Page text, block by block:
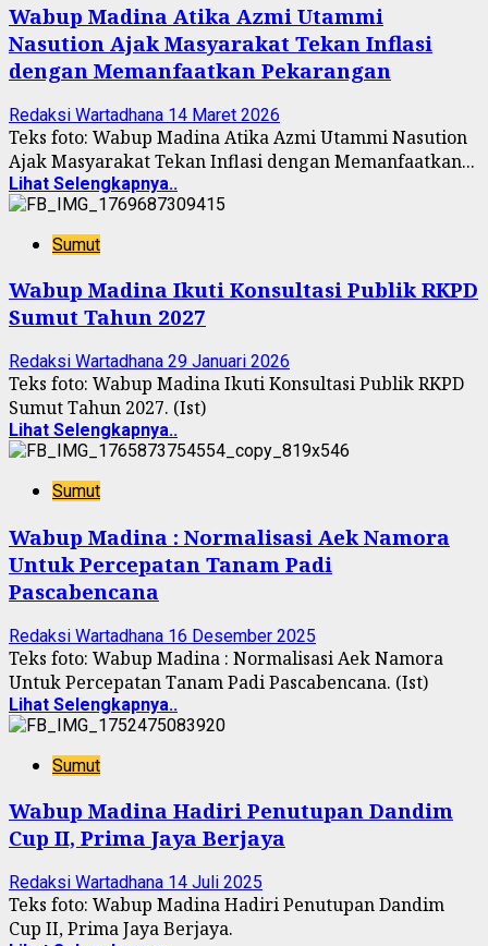
Wabup Madina Atika Azmi Utammi
Nasution Ajak Masyarakat Tekan Inflasi
dengan Memanfaatkan Pekarangan
Redaksi Wartadhana 14 Maret 2026
Teks foto: Wabup Madina Atika Azmi Utammi Nasution
Ajak Masyarakat Tekan Inflasi dengan Memanfaatkan...
Lihat Selengkapnya..
Sumut
Wabup Madina Ikuti Konsultasi Publik RKPD
Sumut Tahun 2027
Redaksi Wartadhana 29 Januari 2026
Teks foto: Wabup Madina Ikuti Konsultasi Publik RKPD
Sumut Tahun 2027. (Ist)
Lihat Selengkapnya..
Sumut
Wabup Madina : Normalisasi Aek Namora
Untuk Percepatan Tanam Padi
Pascabencana
Redaksi Wartadhana 16 Desember 2025
Teks foto: Wabup Madina : Normalisasi Aek Namora
Untuk Percepatan Tanam Padi Pascabencana. (Ist)
Lihat Selengkapnya..
Sumut
Wabup Madina Hadiri Penutupan Dandim
Cup II, Prima Jaya Berjaya
Redaksi Wartadhana 14 Juli 2025
Teks foto: Wabup Madina Hadiri Penutupan Dandim
Cup II, Prima Jaya Berjaya.